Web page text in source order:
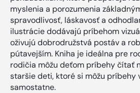
myslenia a porozumenia
spravodlivosť, láskavosť a
ilustrácie dodávajú príbehom
oživujú dobrodružstvá postáv a
pútavejším. Kniha je ideálna pre
rodičia môžu deťom príbehy čítať
staršie deti, ktoré si môžu príbehy
samostatne.